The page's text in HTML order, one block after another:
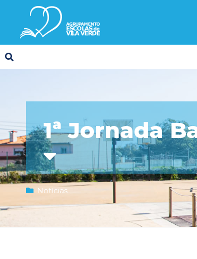
1ª Jornada
Notícias